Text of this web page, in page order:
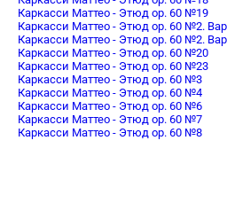
Каркасси Маттео - Этюд оp. 60 №19
Каркасси Маттео - Этюд оp. 60 №2.
Каркасси Маттео - Этюд оp. 60 №2.
Каркасси Маттео - Этюд оp. 60 №20
Каркасси Маттео - Этюд оp. 60 №23
Каркасси Маттео - Этюд оp. 60 №3
Каркасси Маттео - Этюд оp. 60 №4
Каркасси Маттео - Этюд оp. 60 №6
Каркасси Маттео - Этюд оp. 60 №7
Каркасси Маттео - Этюд оp. 60 №8